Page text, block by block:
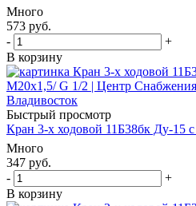
Много
573 руб.
-
+
В корзину
Быстрый просмотр
Кран 3-х ходовой 11Б38бк Ду-15
Много
347 руб.
-
+
В корзину